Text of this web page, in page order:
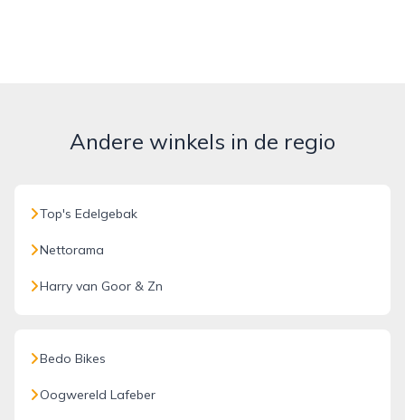
Andere winkels in de regio
Top's Edelgebak
Nettorama
Harry van Goor & Zn
Bedo Bikes
Oogwereld Lafeber